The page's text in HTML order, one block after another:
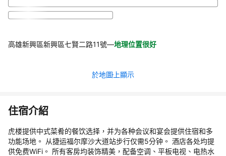
高雄新興區新興區七賢二路11號—地理位置很好
於地圖上顯示
住宿介紹
虎楼提供中式菜肴的餐饮选择，并为各种会议和宴会提供住宿和多
功能场地。 从捷运福尔摩沙大道站步行仅需5分钟。 酒店各处均提
供免费WiFi。 所有客房均装饰精美，配备空调、平板电视、电热水